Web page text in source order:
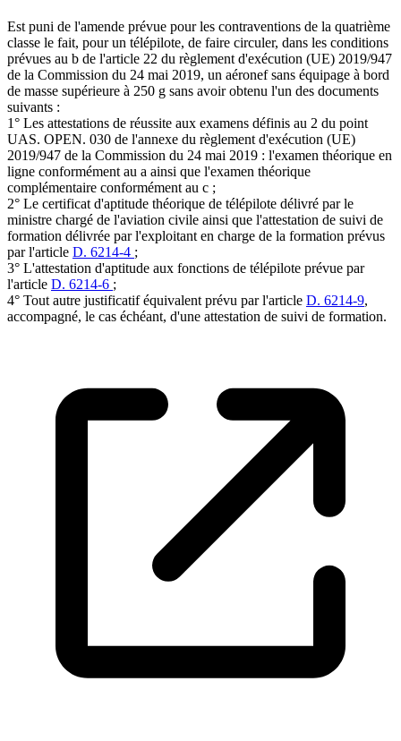
Est puni de l'amende prévue pour les contraventions de la quatrième
classe le fait, pour un télépilote, de faire circuler, dans les conditions
prévues au b de l'article 22 du règlement d'exécution (UE) 2019/947
de la Commission du 24 mai 2019, un aéronef sans équipage à bord
de masse supérieure à 250 g sans avoir obtenu l'un des documents
suivants :
1° Les attestations de réussite aux examens définis au 2 du point
UAS. OPEN. 030 de l'annexe du règlement d'exécution (UE)
2019/947 de la Commission du 24 mai 2019 : l'examen théorique en
ligne conformément au a ainsi que l'examen théorique
complémentaire conformément au c ;
2° Le certificat d'aptitude théorique de télépilote délivré par le
ministre chargé de l'aviation civile ainsi que l'attestation de suivi de
formation délivrée par l'exploitant en charge de la formation prévus
par l'article D. 6214-4 ;
3° L'attestation d'aptitude aux fonctions de télépilote prévue par
l'article D. 6214-6 ;
4° Tout autre justificatif équivalent prévu par l'article D. 6214-9,
accompagné, le cas échéant, d'une attestation de suivi de formation.